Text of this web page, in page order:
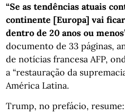
“Se as tendências atuais
continente [Europa] vai
dentro de 20 anos ou
documento de 33 páginas,
de notícias francesa AFP,
a “restauração da
América Latina.
Trump, no prefácio, resume: